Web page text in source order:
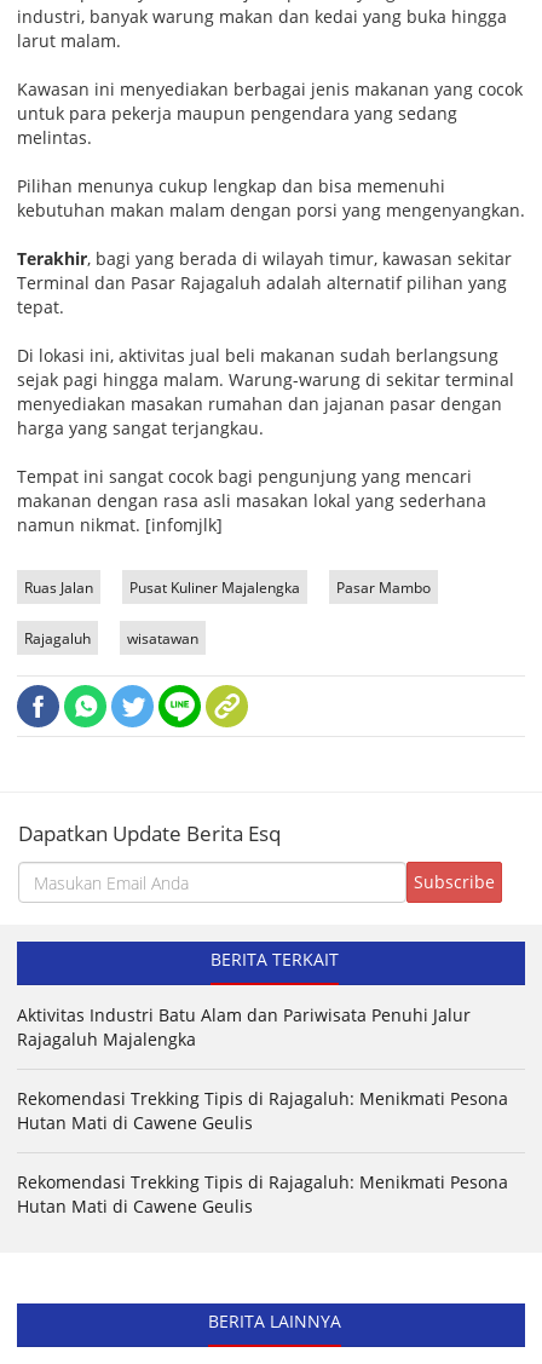
industri, banyak warung makan dan kedai yang buka hingga
larut malam.
Kawasan ini menyediakan berbagai jenis makanan yang cocok
untuk para pekerja maupun pengendara yang sedang
melintas.
Pilihan menunya cukup lengkap dan bisa memenuhi
kebutuhan makan malam dengan porsi yang mengenyangkan.
Terakhir, bagi yang berada di wilayah timur, kawasan sekitar
Terminal dan Pasar Rajagaluh adalah alternatif pilihan yang
tepat.
Di lokasi ini, aktivitas jual beli makanan sudah berlangsung
sejak pagi hingga malam. Warung-warung di sekitar terminal
menyediakan masakan rumahan dan jajanan pasar dengan
harga yang sangat terjangkau.
Tempat ini sangat cocok bagi pengunjung yang mencari
makanan dengan rasa asli masakan lokal yang sederhana
namun nikmat. [infomjlk]
Ruas Jalan Pusat Kuliner Majalengka Pasar Mambo
Rajagaluh wisatawan
Dapatkan Update Berita Esq
BERITA TERKAIT
Aktivitas Industri Batu Alam dan Pariwisata Penuhi Jalur
Rajagaluh Majalengka
Rekomendasi Trekking Tipis di Rajagaluh: Menikmati Pesona
Hutan Mati di Cawene Geulis
Rekomendasi Trekking Tipis di Rajagaluh: Menikmati Pesona
Hutan Mati di Cawene Geulis
BERITA LAINNYA